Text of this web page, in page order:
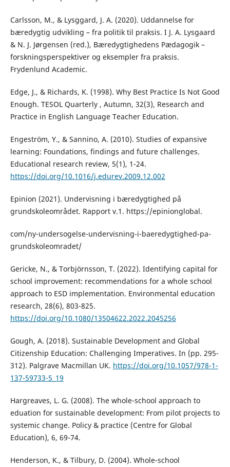
Carlsson, M., & Lysggard, J. A. (2020). Uddannelse for
bæredygtig udvikling – fra politik til praksis. I J. A. Lysgaard
& N. J. Jørgensen (red.), Bæredygtighedens Pædagogik –
forskningsperspektiver og eksempler fra praksis.
Frydenlund Academic.
Edge, J., & Richards, K. (1998). Why Best Practice Is Not Good
Enough. TESOL Quarterly , Autumn, 32(3), Research and
Practice in English Language Teacher Education.
Engeström, Y., & Sannino, A. (2010). Studies of expansive
learning: Foundations, findings and future challenges.
Educational research review, 5(1), 1-24.
https://doi.org/10.1016/j.edurev.2009.12.002
Epinion (2021). Undervisning i bæredygtighed på
grundskoleområdet. Rapport v.1. https://epinionglobal.
com/ny-undersogelse-undervisning-i-baeredygtighed-pa-
grundskoleomradet/
Gericke, N., & Torbjörnsson, T. (2022). Identifying capital for
school improvement: recommendations for a whole school
approach to ESD implementation. Environmental education
research, 28(6), 803-825.
https://doi.org/10.1080/13504622.2022.2045256
Gough, A. (2018). Sustainable Development and Global
Citizenship Education: Challenging Imperatives. In (pp. 295-
312). Palgrave Macmillan UK. https://doi.org/10.1057/978-1-
137-59733-5_19
Hargreaves, L. G. (2008). The whole-school approach to
eduation for sustainable development: From pilot projects to
systemic change. Policy & practice (Centre for Global
Education), 6, 69-74.
Henderson, K., & Tilbury, D. (2004). Whole-school